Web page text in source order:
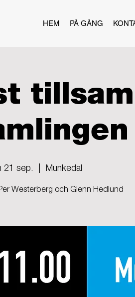
HEM PÅ GÅNG
21 sep. Munkedal
Westerberg och Glenn Hedlund